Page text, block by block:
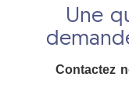
Une
Contactez